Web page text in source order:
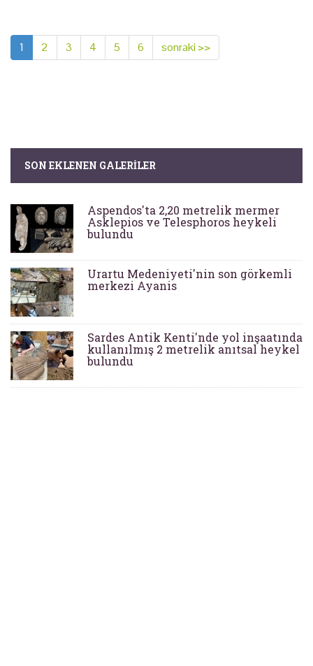
1 2 3 4 5 6 sonraki >>
SON EKLENEN GALERILER
Aspendos'ta 2,20 metrelik mermer
Asklepios ve Telesphoros heykeli
bulundu
Urartu Medeniyeti'nin son görkemli
merkezi Ayanis
Sardes Antik Kenti'nde yol inşaatında
kullanılmış 2 metrelik anıtsal heykel
bulundu